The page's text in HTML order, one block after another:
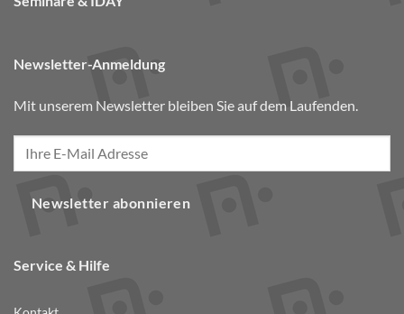
Newsletter-Anmeldung
Mit unserem Newsletter bleiben Sie auf dem Laufenden.
Newsletter abonnieren
Service & Hilfe